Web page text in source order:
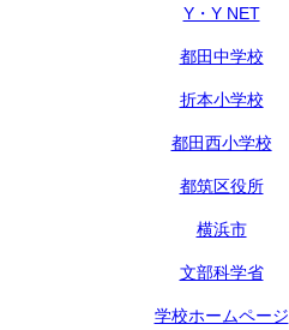
Y・Y NET
都田中学校
折本小学校
都田西小学校
都筑区役所
横浜市
文部科学省
学校ホームページ